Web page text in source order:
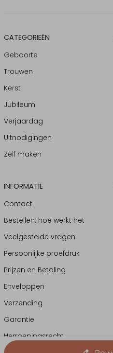
CATEGORIEËN
Geboorte
Trouwen
Kerst
Jubileum
Verjaardag
Uitnodigingen
Zelf maken
INFORMATIE
Contact
Bestellen: hoe werkt het
Veelgestelde vragen
Persoonlijke proefdruk
Prijzen en Betaling
Enveloppen
Verzending
Garantie
Herroepingsrecht